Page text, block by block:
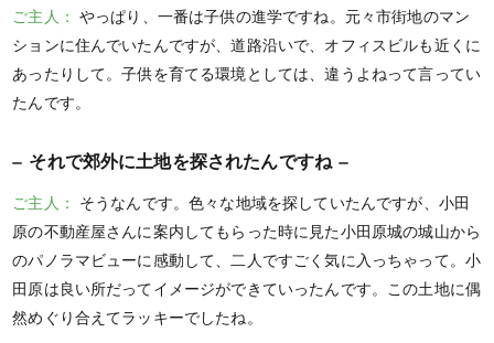
ご主人： やっぱり、一番は子供の進学ですね。元々市街地のマン
ションに住んでいたんですが、道路沿いで、オフィスビルも近くに
あったりして。子供を育てる環境としては、違うよねって言ってい
たんです。
それで郊外に土地を探されたんですね
ご主人：
そうなんです。色々な地域を探していたんですが、小田
原の不動産屋さんに案内してもらった時に見た小田原城の城山から
のパノラマビューに感動して、二人ですごく気に入っちゃって。小
田原は良い所だってイメージができていったんです。この土地に偶
然めぐり合えてラッキーでしたね。